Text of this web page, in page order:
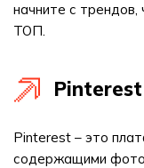
начните с трендов,
ТОП.
Pinterest
Pinterest – это
содержащими